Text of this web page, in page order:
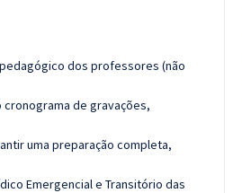
dos professores (não
de gravações,
uma preparação completa,
Emergencial e Transitório das